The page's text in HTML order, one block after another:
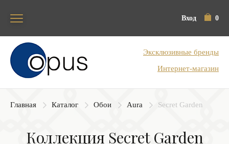
Вход 0
Блок поиска
Эксклюзивные бренды
Интернет-магазин
Главная Каталог Обои Aura Secret Garden
Коллекция Secret Garden